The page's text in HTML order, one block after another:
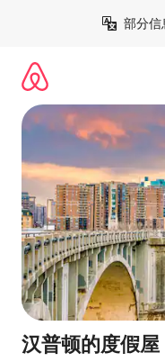
部分信
汉普顿的度假屋